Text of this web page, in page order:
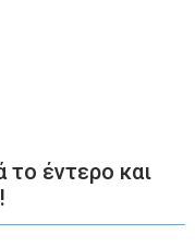
έντερο και